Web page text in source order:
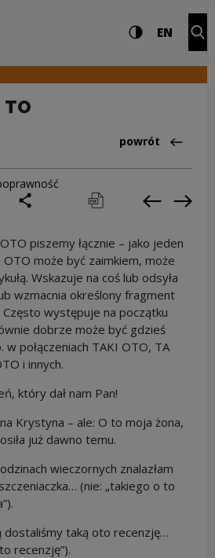
Ustawienia i Wysoki
EN
TO
Powrót
powrót
podziel się
drukuj pobierz
piszemy łącznie – jako jeden
może być zaimkiem, może
Wskazuje na coś lub odsyła
wzmacnia określony fragment
występuje na początku
dobrze może być gdzieś
w połączeniach TAKI OTO, TA
i innych.
który dał nam Pan!
Krystyna – ale: O to moja żona,
już dawno temu.
wieczornych znalazłam
(nie: „takiego o to
dostaliśmy taką oto recenzję…
recenzję”).